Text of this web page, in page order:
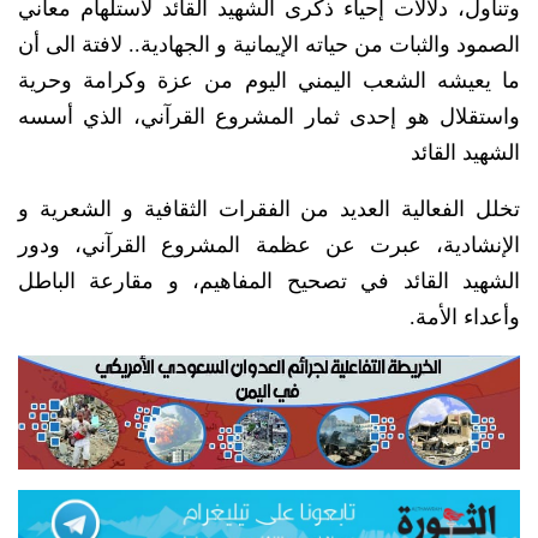
وتناول، دلالات إحياء ذكرى الشهيد القائد لاستلهام معاني
الصمود والثبات من حياته الإيمانية و الجهادية.. لافتة الى أن
ما يعيشه الشعب اليمني اليوم من عزة وكرامة وحرية
واستقلال هو إحدى ثمار المشروع القرآني، الذي أسسه
الشهيد القائد
تخلل الفعالية العديد من الفقرات الثقافية و الشعرية و
الإنشادية، عبرت عن عظمة المشروع القرآني، ودور
الشهيد القائد في تصحيح المفاهيم، و مقارعة الباطل
وأعداء الأمة.